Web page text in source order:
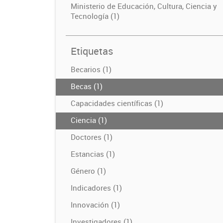
Ministerio de Educación, Cultura, Ciencia y
Tecnología (1)
Etiquetas
Becarios (1)
Becas (1)
Capacidades científicas (1)
Ciencia (1)
Doctores (1)
Estancias (1)
Género (1)
Indicadores (1)
Innovación (1)